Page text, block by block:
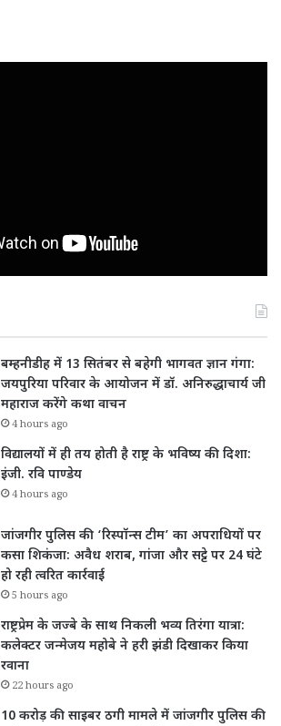
बम्हनीडीह में 13 सितंबर से बहेगी भागवत ज्ञान गंगा:
जयपुरिया परिवार के आयोजन में डॉ. अनिरुद्धाचार्य जी
महाराज करेंगे कथा वाचन
4 hours ago
विद्यालयों में ही तय होती है राष्ट्र के भविष्य की दिशा:
इंजी. रवि पाण्डेय
4 hours ago
जांजगीर पुलिस की ‘रिस्पॉन्स टीम’ का अपराधियों पर
कसा शिकंजा: अवैध शराब, गांजा और सट्टे पर 24 घंटे
हो रही त्वरित कार्रवाई
5 hours ago
राष्ट्रप्रेम के जज्बे के साथ निकली भव्य तिरंगा यात्रा:
कलेक्टर जन्मेजय महोबे ने हरी झंडी दिखाकर किया
रवाना
22 hours ago
10 करोड़ की साइबर ठगी मामले में जांजगीर पुलिस की